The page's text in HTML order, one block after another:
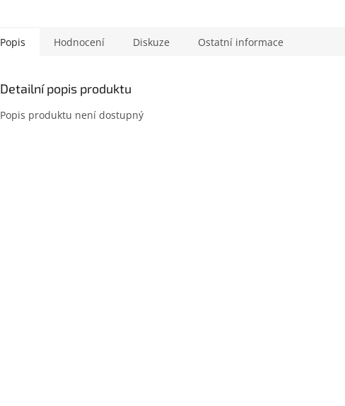
Popis Hodnocení Diskuze Ostatní informace
Detailní popis produktu
Popis produktu není dostupný